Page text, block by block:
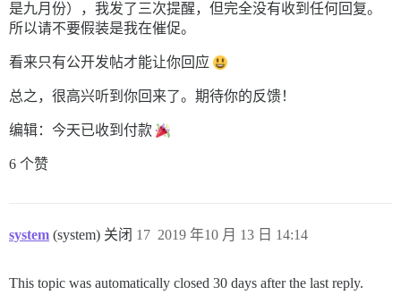
是九月份），我发了三次提醒，但完全没有收到任何回复。
所以请不要假装是我在催促。
看来只有公开发帖才能让你回应
总之，很高兴听到你回来了。期待你的反馈！
编辑：今天已收到付款
6 个赞
system (system) 关闭 2019 年10 月 13 日 14:14
17
This topic was automatically closed 30 days after the last reply.